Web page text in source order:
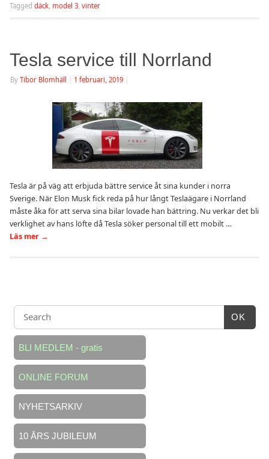
Tagged däck model 3 vinter
Tesla service till Norrland
By Tibor Blomhäll 1 februari, 2019
Tesla är på väg att erbjuda bättre service åt sina kunder i norra
Sverige. När Elon Musk fick reda på hur långt Teslaägare i Norrland
måste åka för att serva sina bilar lovade han bättring. Nu verkar det bli
verklighet av hans löfte då Tesla söker personal till ett mobilt …
Läs mer →
OK
BLI MEDLEM - gratis
ONLINE FORUM
NYHETSARKIV
10 ÅRS JUBILEUM